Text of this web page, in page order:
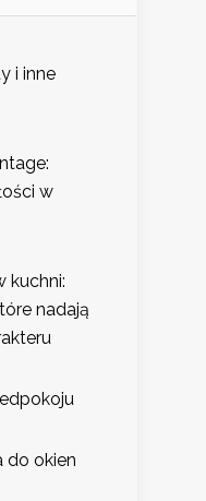
i inne
w
kuchni:
nadają
do okien